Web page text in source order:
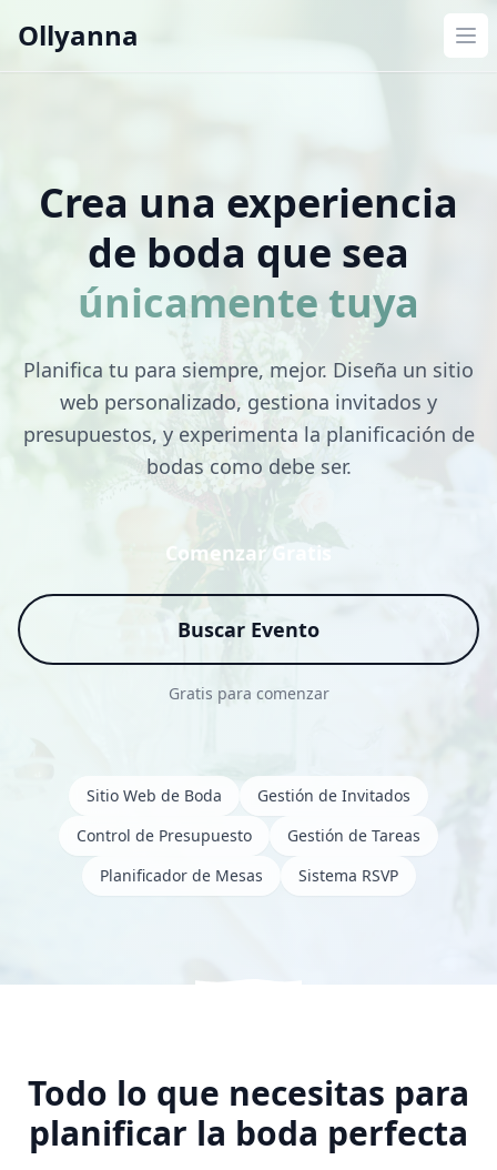
Ollyanna
Crea una experiencia
de boda que sea
únicamente tuya
Planifica tu para siempre, mejor. Diseña un sitio
web personalizado, gestiona invitados y
presupuestos, y experimenta la planificación de
bodas como debe ser.
Comenzar Gratis
Buscar Evento
Gratis para comenzar
Sitio Web de Boda
Gestión de Invitados
Control de Presupuesto
Gestión de Tareas
Planificador de Mesas
Sistema RSVP
Todo lo que necesitas para
planificar la boda perfecta